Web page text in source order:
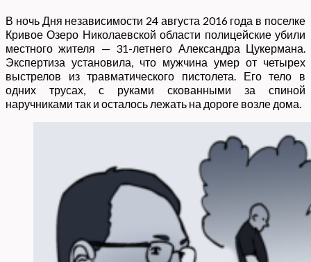
В ночь Дня независимости 24 августа 2016 года в поселке
Кривое Озеро Николаевской области полицейские убили
местного жителя — 31-летнего Александра Цукермана.
Экспертиза установила, что мужчина умер от четырех
выстрелов из травматического пистолета. Его тело в
одних трусах, с руками скованными за спиной
наручниками так и осталось лежать на дороге возле дома.